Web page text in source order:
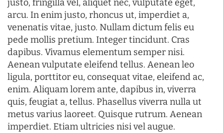
justo, fringilla vel, aliquet nec, vulputate eget,
arcu. In enim justo, rhoncus ut, imperdiet a,
venenatis vitae, justo. Nullam dictum felis eu
pede mollis pretium. Integer tincidunt. Cras
dapibus. Vivamus elementum semper nisi.
Aenean vulputate eleifend tellus. Aenean leo
ligula, porttitor eu, consequat vitae, eleifend ac,
enim. Aliquam lorem ante, dapibus in, viverra
quis, feugiat a, tellus. Phasellus viverra nulla ut
metus varius laoreet. Quisque rutrum. Aenean
imperdiet. Etiam ultricies nisi vel augue.